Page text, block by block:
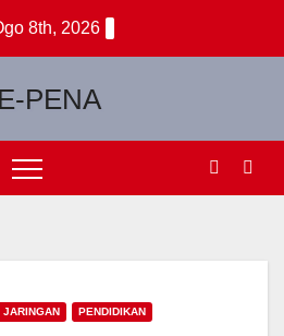
8th, 2026
JARINGAN PENDIDIKAN